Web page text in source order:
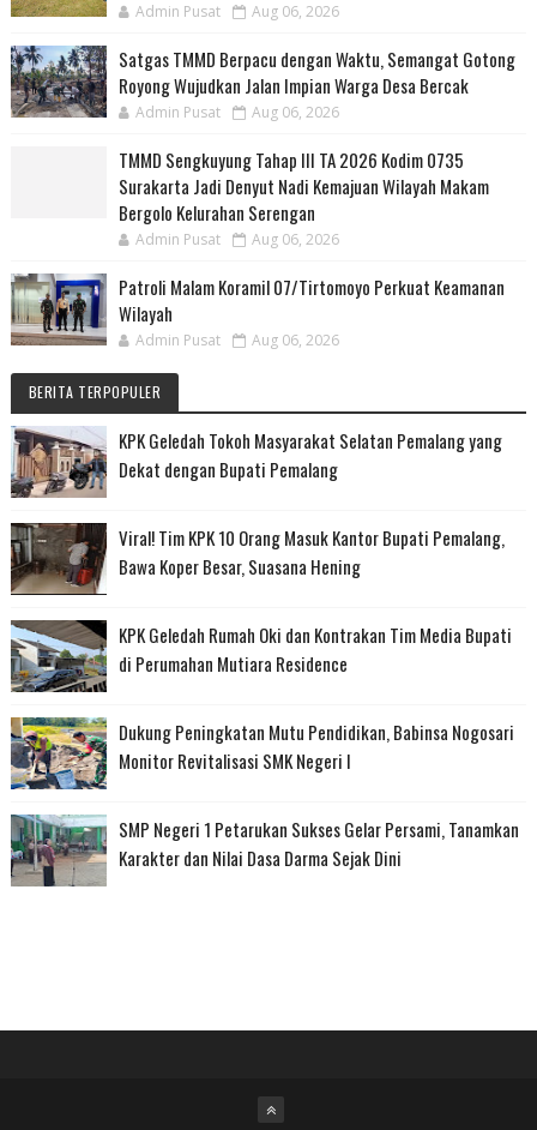
Admin Pusat Aug 06, 2026
Satgas TMMD Berpacu dengan Waktu, Semangat Gotong
Royong Wujudkan Jalan Impian Warga Desa Bercak
Admin Pusat Aug 06, 2026
TMMD Sengkuyung Tahap III TA 2026 Kodim 0735
Surakarta Jadi Denyut Nadi Kemajuan Wilayah Makam
Bergolo Kelurahan Serengan
Admin Pusat Aug 06, 2026
Patroli Malam Koramil 07/Tirtomoyo Perkuat Keamanan
Wilayah
Admin Pusat Aug 06, 2026
BERITA TERPOPULER
KPK Geledah Tokoh Masyarakat Selatan Pemalang yang
Dekat dengan Bupati Pemalang
Viral! Tim KPK 10 Orang Masuk Kantor Bupati Pemalang,
Bawa Koper Besar, Suasana Hening
KPK Geledah Rumah Oki dan Kontrakan Tim Media Bupati
di Perumahan Mutiara Residence
Dukung Peningkatan Mutu Pendidikan, Babinsa Nogosari
Monitor Revitalisasi SMK Negeri I
SMP Negeri 1 Petarukan Sukses Gelar Persami, Tanamkan
Karakter dan Nilai Dasa Darma Sejak Dini